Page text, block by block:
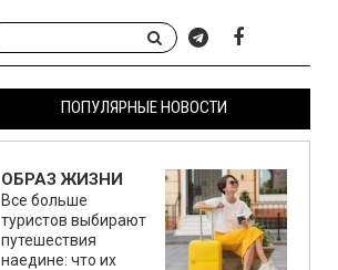
ПОПУЛЯРНЫЕ НОВОСТИ
ОБРАЗ ЖИЗНИ
Все больше
туристов выбирают
путешествия
наедине: что их